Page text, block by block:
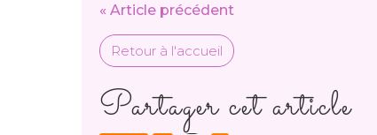
« Article précédent
Retour à l'accueil
Partager cet article